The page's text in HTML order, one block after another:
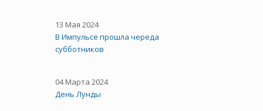
13 Мая 2024
В Импульсе прошла череда
субботников
04 Марта 2024
День Лунды